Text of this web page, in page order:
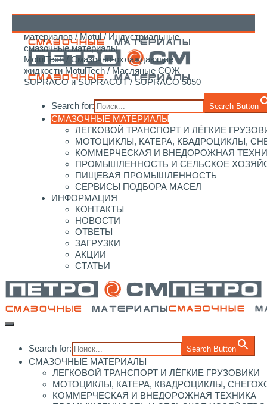
Search for: Search Button
СМАЗОЧНЫЕ МАТЕРИАЛЫ
ЛЕГКОВОЙ ТРАНСПОРТ И ЛЁГКИЕ
МОТОЦИКЛЫ, КАТЕРА, КВАДРОЦИКЛЫ,
КОММЕРЧЕСКАЯ И ВНЕДОРОЖНАЯ
ПРОМЫШЛЕННОСТЬ И СЕЛЬСКОЕ
ПИЩЕВАЯ ПРОМЫШЛЕННОСТЬ
СЕРВИСЫ ПОДБОРА МАСЕЛ
ИНФОРМАЦИЯ
КОНТАКТЫ
НОВОСТИ
ОТВЕТЫ
ЗАГРУЗКИ
АКЦИИ
СТАТЬИ
Search for: Search Button
СМАЗОЧНЫЕ МАТЕРИАЛЫ
ЛЕГКОВОЙ ТРАНСПОРТ И ЛЁГКИЕ ГРУЗОВИКИ
МОТОЦИКЛЫ, КАТЕРА, КВАДРОЦИКЛЫ,
КОММЕРЧЕСКАЯ И ВНЕДОРОЖНАЯ ТЕХНИКА
материалов/Motul/ Индустриальные
смазочные материалы
MotulTech/ Смазочно-охлаждающие
жидкости MotulTech/ Масляные СОЖ
SUPRACO и SUPRACUT/ SUPRACO 5050